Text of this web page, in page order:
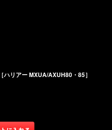
リアー MXUA/AXUH80・85］